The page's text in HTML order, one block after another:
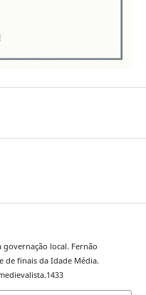
governação local. Fernão
de finais da Idade Média.